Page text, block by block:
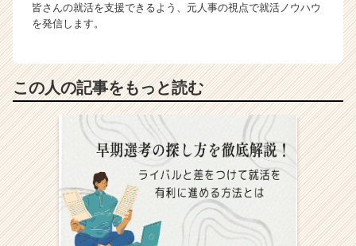
皆さんの就活を支援できるよう、元人事の視点で就活ノウハウ
を発信します。
この人の記事をもっと読む